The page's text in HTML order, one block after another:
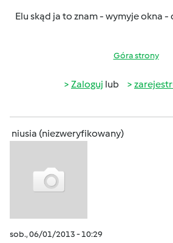
Elu skąd ja to znam - wymyje okna
Góra strony
Zaloguj lub
niusia (niezweryfikowany)
sob., 06/01/2013 - 10:29